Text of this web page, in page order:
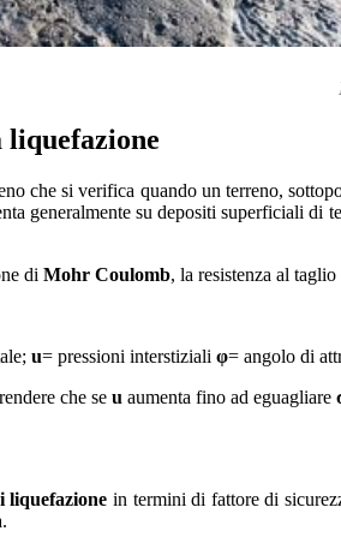
liquefazione
che si verifica quando un terreno,
generalmente su depositi superficiali di
di Mohr Coulomb, la resistenza al taglio
u= pressioni interstiziali φ= angolo di
che se u aumenta fino ad eguagliare
liquefazione in termini di fattore di